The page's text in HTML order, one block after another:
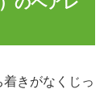
きがなくじっ